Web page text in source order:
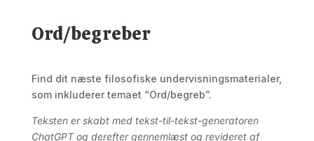
Ord/begreber
Find dit næste filosofiske undervisningsmaterialer,
som inkluderer temaet “Ord/begreb”.
Teksten er skabt med tekst-til-tekst-generatoren
ChatGPT og derefter gennemlæst og revideret af